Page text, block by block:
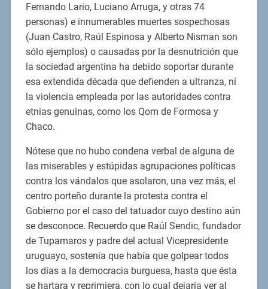
Fernando Lario, Luciano Arruga, y otras 74
personas) e innumerables muertes sospechosas
(Juan Castro, Raúl Espinosa y Alberto Nisman son
sólo ejemplos) o causadas por la desnutrición que
la sociedad argentina ha debido soportar durante
esa extendida década que defienden a ultranza, ni
la violencia empleada por las autoridades contra
etnias genuinas, como los Qom de Formosa y
Chaco.
Nótese que no hubo condena verbal de alguna de
las miserables y estúpidas agrupaciones políticas
contra los vándalos que asolaron, una vez más, el
centro porteño durante la protesta contra el
Gobierno por el caso del tatuador cuyo destino aún
se desconoce. Recuerdo que Raúl Sendic, fundador
de Tupamaros y padre del actual Vicepresidente
uruguayo, sostenía que había que golpear todos
los días a la democracia burguesa, hasta que ésta
se hartara y reprimiera, con lo cual dejaría ver al